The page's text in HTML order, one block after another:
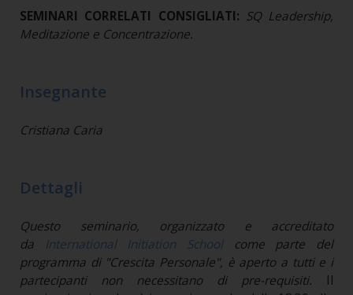
SEMINARI CORRELATI CONSIGLIATI: SQ Leadership,
Meditazione e Concentrazione.
Insegnante
Cristiana Caria
Dettagli
Questo seminario, organizzato e accreditato
da
International Initiation Schoolcome parte del
programma di "Crescita Personale", è aperto a tutti e i
partecipanti non necessitano di pre-requisiti. Il